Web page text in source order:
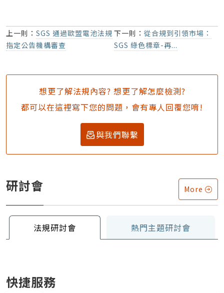
上一則： SGS 通過歐盟電池法規
指定公告機構審查
下一則： 從合規到引領市場：
SGS 綠色標章-再...
想更了解法規內容? 想更了解怎麼檢測?
都可以在這裡寫下您的問題，會有專人回覆您唷!
與我們聯繫
研討會 More
法規研討會 熱門主題研討會
快捷服務